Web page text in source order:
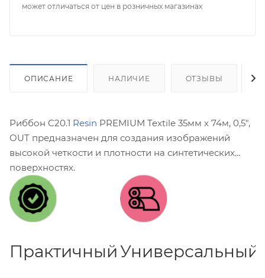
может отличаться от цен в розничных магазинах
ОПИСАНИЕ НАЛИЧИЕ ОТЗЫВЫ
Риббон C20.1 Resin PREMIUM Textile 35мм х 74м, 0,5",
OUT предназначен для создания изображений
высокой четкости и плотности на синтетических
поверхностях.
ПрактичныйУниверсальный